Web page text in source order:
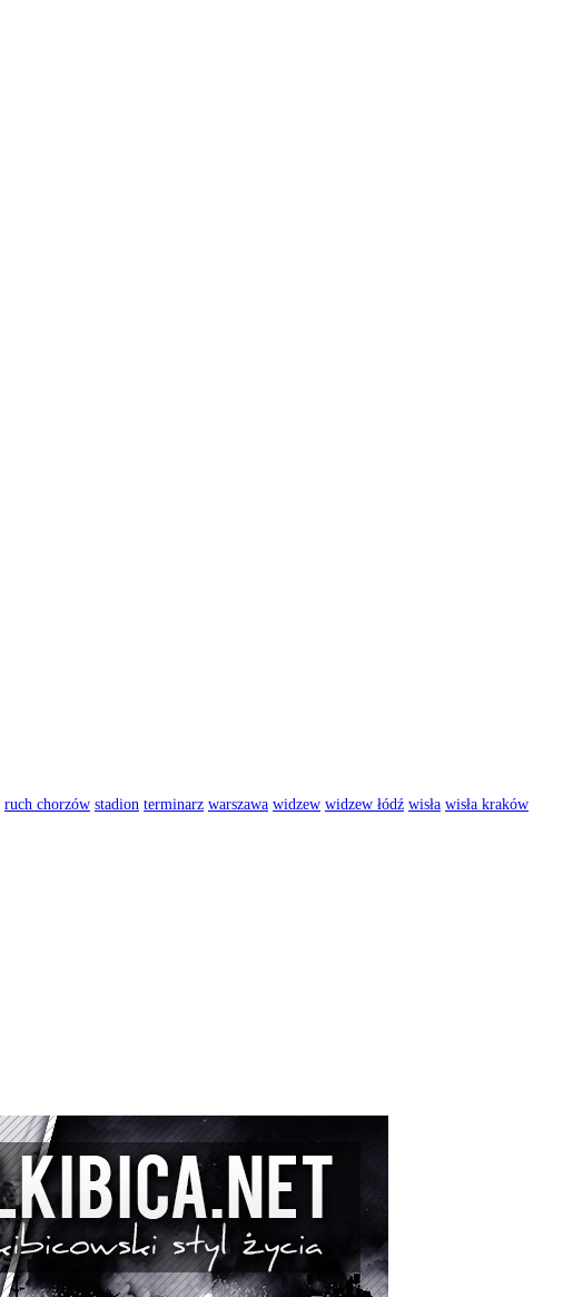
ruch chorzów stadion terminarz warszawa widzew widzew łódź wisła wisła kraków